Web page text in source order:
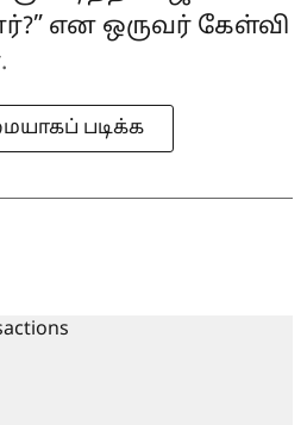
என ஒருவர் கேள்வி
படிக்க